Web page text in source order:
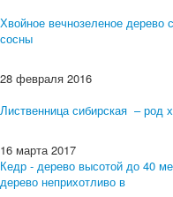
Хвойное вечнозеленое дерево
сосны
28 февраля 2016
Лиственница сибирская – род
16 марта 2017
Кедр - дерево высотой до 40
дерево неприхотливо в